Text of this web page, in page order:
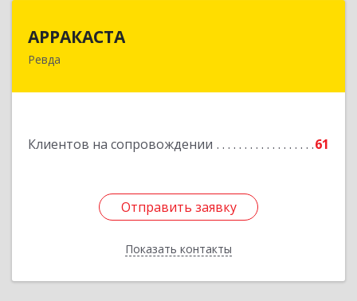
АРРАКАСТА
Ревда
Клиентов на сопровождении 61
Отправить заявку
Показать контакты
623286, Свердловская обл, Ревда г, Азина ул,
Отправить заявку
Назад